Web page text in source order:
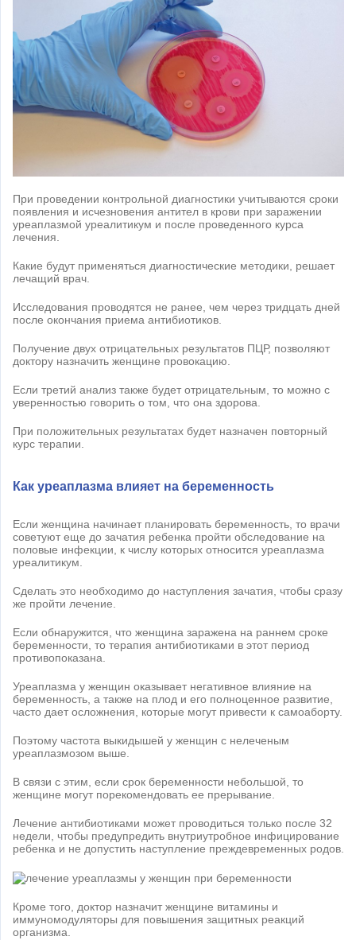
При проведении контрольной диагностики учитываются сроки
появления и исчезновения антител в крови при заражении
уреаплазмой уреалитикум и после проведенного курса
лечения.
Какие будут применяться диагностические методики, решает
лечащий врач.
Исследования проводятся не ранее, чем через тридцать дней
после окончания приема антибиотиков.
Получение двух отрицательных результатов ПЦР, позволяют
доктору назначить женщине провокацию.
Если третий анализ также будет отрицательным, то можно с
уверенностью говорить о том, что она здорова.
При положительных результатах будет назначен повторный
курс терапии.
Как уреаплазма влияет на беременность
Если женщина начинает планировать беременность, то врачи
советуют еще до зачатия ребенка пройти обследование на
половые инфекции, к числу которых относится уреаплазма
уреалитикум.
Сделать это необходимо до наступления зачатия, чтобы сразу
же пройти лечение.
Если обнаружится, что женщина заражена на раннем сроке
беременности, то терапия антибиотиками в этот период
противопоказана.
Уреаплазма у женщин оказывает негативное влияние на
беременность, а также на плод и его полноценное развитие,
часто дает осложнения, которые могут привести к самоаборту.
Поэтому частота выкидышей у женщин с нелеченым
уреаплазмозом выше.
В связи с этим, если срок беременности небольшой, то
женщине могут порекомендовать ее прерывание.
Лечение антибиотиками может проводиться только после 32
недели, чтобы предупредить внутриутробное инфицирование
ребенка и не допустить наступление преждевременных родов.
Кроме того, доктор назначит женщине витамины и
иммуномодуляторы для повышения защитных реакций
организма.